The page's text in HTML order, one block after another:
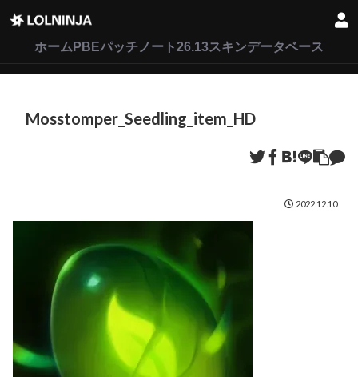
ホーム PBEパッチノート26.13スキンデータベース
Mosstomper_Seedling_item_HD
2022.12.10